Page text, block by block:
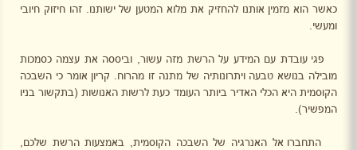
כאשר הוא מזמין אותנו להחזיק את מלוא המטען של ישותנו. זהו חיזוק חיובי
ומעשי.
פגי עובדת עם המידע על הרשת מזה עשור, וביססה את עצמה כסמכות
מובילה בנושא טבעה ויתרונותיה של מתנה זו מהרוח. קריון אומר כי השבכה
הקוסמית היא הכלי האדיר ביותר העומד כעת לרשות האנושות (בתקשור בניו
המפשיר).
התחברו אל האנרגיה של השבכה הקוסמית, באמצעות הרשת שלכם,